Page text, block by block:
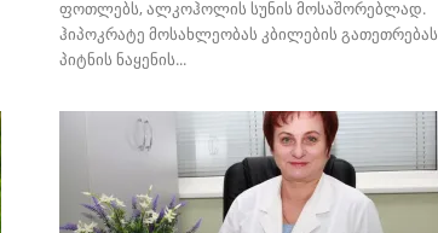
ფოთლებს, ალკოჰოლის სუნის მოსაშორებლად.
ჰიპოკრატე მოსახლეობას კბილების გათეთრებას
პიტნის ნაყენის...